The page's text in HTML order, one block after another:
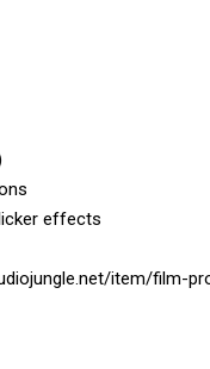
effects
item/film-